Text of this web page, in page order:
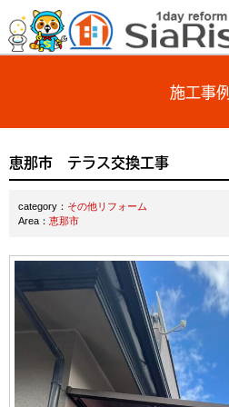
施工事例
恵那市 テラス交換工事
category： その他リフォーム
Area： 恵那市